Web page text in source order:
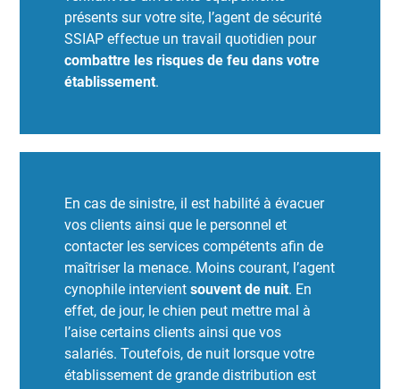
présents sur votre site, l’agent de sécurité
SSIAP effectue un travail quotidien pour
combattre les risques de feu dans votre
établissement.
En cas de sinistre, il est habilité à évacuer
vos clients ainsi que le personnel et
contacter les services compétents afin de
maîtriser la menace. Moins courant, l’agent
cynophile intervientsouvent de nuit. En
effet, de jour, le chien peut mettre mal à
l’aise certains clients ainsi que vos
salariés. Toutefois, de nuit lorsque votre
établissement de grande distribution est